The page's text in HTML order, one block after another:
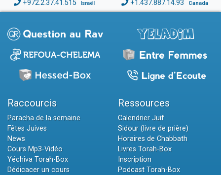
+972.2.37.41.515 Israël +1.437.887.14.93 Canada
Raccourcis
Paracha de la semaine
Fêtes Juives
News
Cours Mp3-Vidéo
Yéchiva Torah-Box
Dédicacer un cours
Ressources
Calendrier Juif
Sidour (livre de prière)
Horaires de Chabbath
Livres Torah-Box
Inscription
Podcast Torah-Box